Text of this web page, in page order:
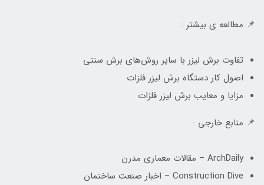
📌 مطالعه ی بیشتر :
تفاوت برش لیزر با سایر روش‌های برش سنتی
اصول کار دستگاه برش لیزر فلزات
مزایا و معایب برش لیزر فلزات
📌 منابع خارجی :
ArchDaily – مقالات معماری مدرن
Construction Dive – اخبار صنعت ساختمان